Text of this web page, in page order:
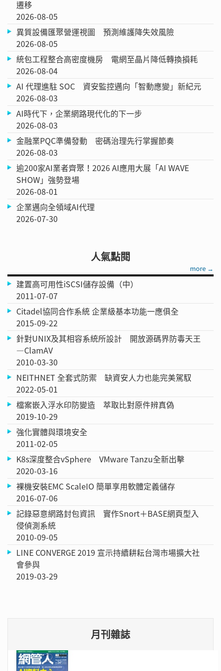
遷移
2026-08-05
異質設備匯聚營運視圖 預測維護降失效風險
2026-08-05
統包工程整合高密度機房 電網至晶片降低轉換損耗
2026-08-04
AI 代理進駐 SOC 資安監控邁向「智動應變」新紀元
2026-08-03
AI時代下，企業網路現代化的下一步
2026-08-03
金融業PQC準備發動 密碼治理先行掌握節奏
2026-08-03
逾200家AI業者齊聚！2026 AI應用大展「AI WAVE
SHOW」強勢登場
2026-08-01
企業邁向全領域AI代理
2026-07-30
人氣點閱
more →
建置高可用性iSCSI儲存設備（中）
2011-07-07
Citadel協同合作系統 企業級基本功能一應俱全
2015-09-22
針對UNIX及其相容系統所設計 開放源碼界防毒天王
—ClamAV
2010-03-30
NEITHNET 全套式防禦 缺資安人力也能完美駕馭
2022-05-01
檔案嵌入浮水印防變造 萃取比對原件辨真偽
2019-10-29
強化實體與環境安全
2011-02-05
K8s深度整合vSphere VMware Tanzu全新出擊
2020-03-16
裸機安裝EMC ScaleIO 簡單享用軟體定義儲存
2016-07-06
記錄惡意網路封包資訊 實作Snort＋BASE網頁型入
侵偵測系統
2010-09-05
LINE CONVERGE 2019 宣示持續耕耘台灣市場擴大社
會參與
2019-03-29
月刊雜誌